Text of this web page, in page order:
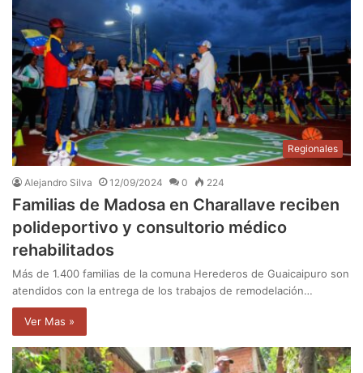
Regionales
Alejandro Silva 12/09/2024 0 224
Familias de Madosa en Charallave reciben
polideportivo y consultorio médico
rehabilitados
Más de 1.400 familias de la comuna Herederos de Guaicaipuro son
atendidos con la entrega de los trabajos de remodelación…
Ver Mas »